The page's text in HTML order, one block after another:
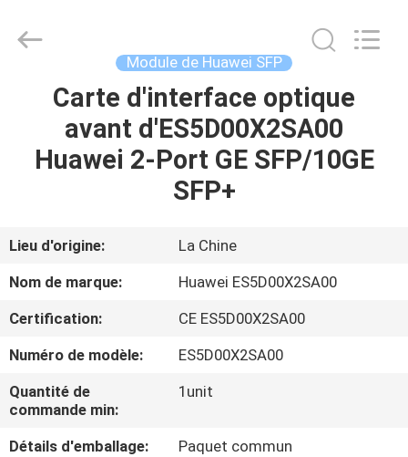
MAISON
VIDÉOS
À
PROPOS
DE
Equipment
Module de Huawei SFP
Carte d'interface optique
avant d'ES5D00X2SA00
Huawei 2-Port GE SFP/10GE
SFP+
Lieu d'origine:
La Chine
Nom de marque:
Huawei ES5D00X2SA00
Certification:
CE ES5D00X2SA00
Numéro de modèle:
ES5D00X2SA00
Quantité de
commande min:
1unit
Détails d'emballage:
Paquet commun